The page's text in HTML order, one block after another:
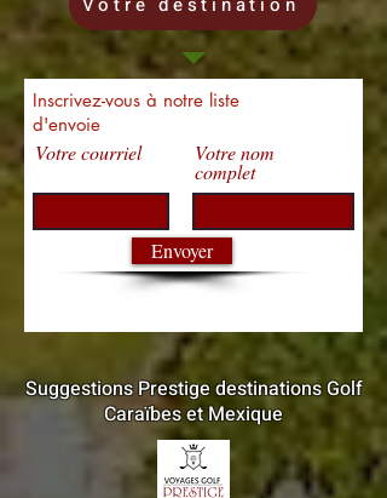
Inscrivez-vous à notre liste
d'envoie
Votre courriel Votre nom
complet
Envoyer
Suggestions Prestige destinations Golf
Caraïbes et Mexique